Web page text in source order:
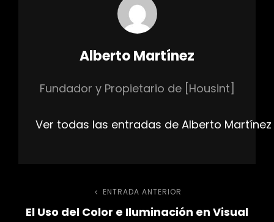
Autor:
Alberto Martínez
Fundador y Propietario de [Housint]
Ver todas las entradas de Alberto Martínez
NavegaciónEntrada
anterior
ENTRADA ANTERIOR
El Uso del Color e Iluminación en Visual